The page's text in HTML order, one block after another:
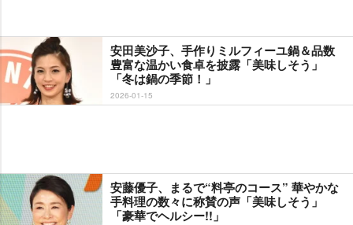
安田美沙子、手作りミルフィーユ鍋＆品数
豊富な温かい食卓を披露「美味しそう」
「冬は鍋の季節！」
2026-01-15
安藤優子、まるで“料亭のコース” 華やかな
手料理の数々に称賛の声「美味しそう」
「豪華でヘルシー!!」